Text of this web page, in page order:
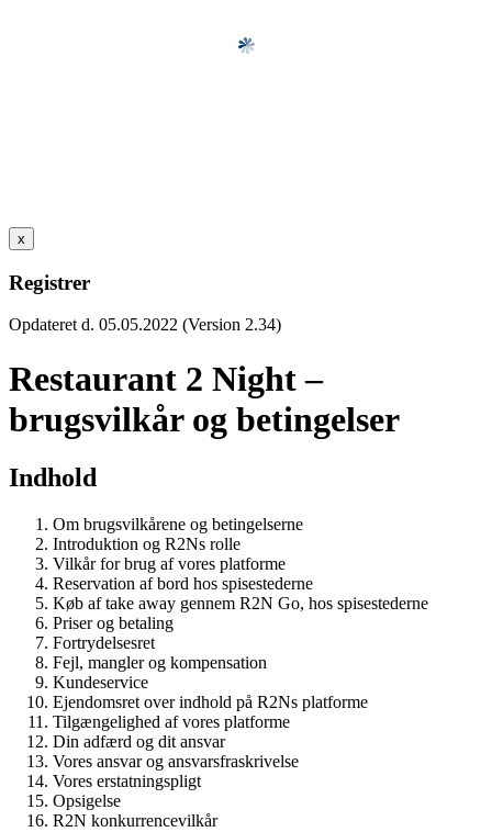
x
Registrer
Opdateret d. 05.05.2022 (Version 2.34)
Restaurant 2 Night –
brugsvilkår og betingelser
Indhold
Om brugsvilkårene og betingelserne
Introduktion og R2Ns rolle
Vilkår for brug af vores platforme
Reservation af bord hos spisestederne
Køb af take away gennem R2N Go, hos spisestederne
Priser og betaling
Fortrydelsesret
Fejl, mangler og kompensation
Kundeservice
Ejendomsret over indhold på R2Ns platforme
Tilgængelighed af vores platforme
Din adfærd og dit ansvar
Vores ansvar og ansvarsfraskrivelse
Vores erstatningspligt
Opsigelse
R2N konkurrencevilkår